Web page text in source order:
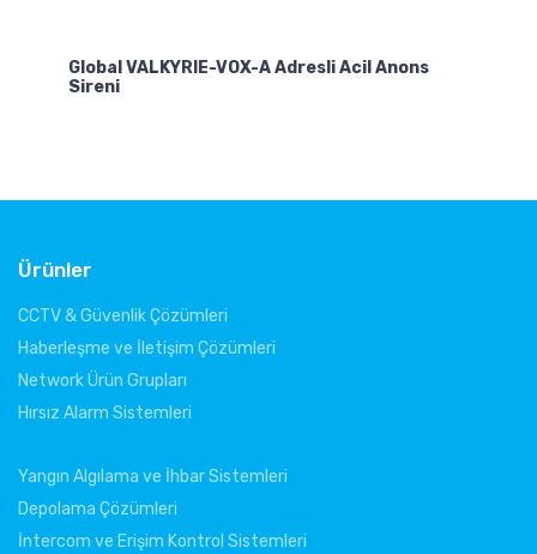
Global VALKYRIE-VOX-A Adresli Acil Anons
Sireni
Ürünler
CCTV & Güvenlik Çözümleri
Haberleşme ve İletişim Çözümleri
Network Ürün Grupları
Hırsız Alarm Sistemleri
Yangın Algılama ve İhbar Sistemleri
Depolama Çözümleri
İntercom ve Erişim Kontrol Sistemleri